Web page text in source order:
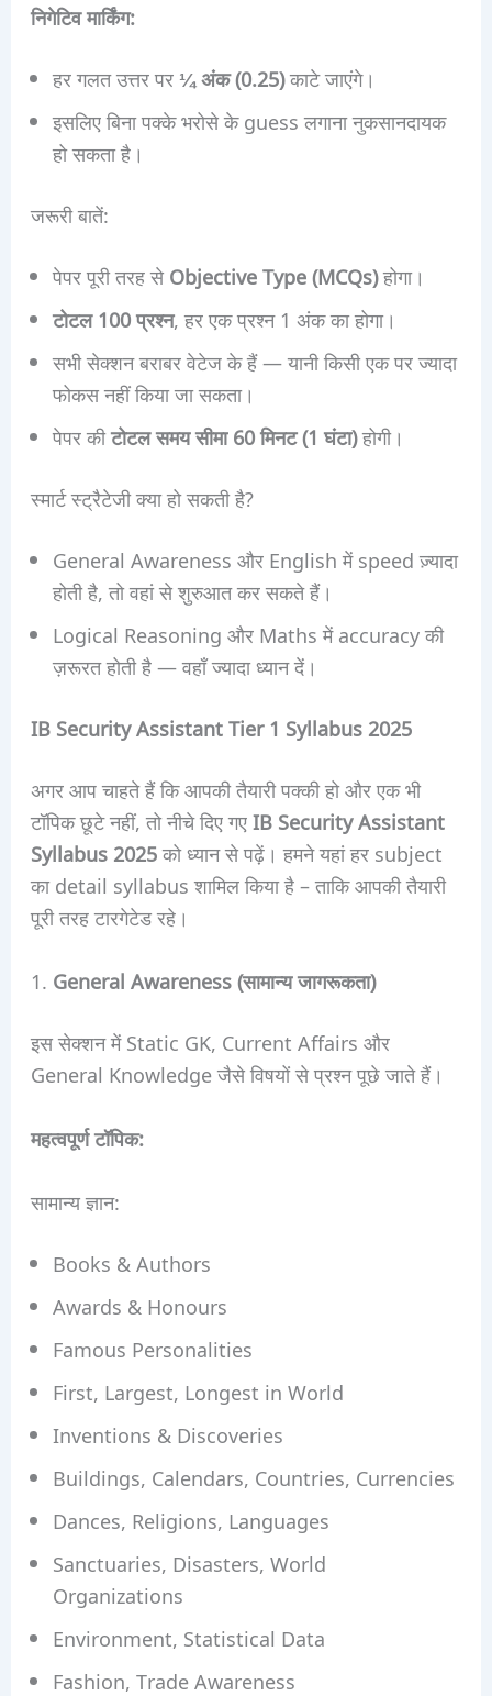
निगेटिव मार्किंग:
हर गलत उत्तर पर ¼ अंक (0.25)काटे जाएंगे।
इसलिए बिना पक्के भरोसे के guess लगाना नुकसानदायक
हो सकता है।
जरूरी बातें:
पेपर पूरी तरह सेObjective Type (MCQs)होगा।
टोटल 100 प्रश्न, हर एक प्रश्न 1 अंक का होगा।
सभी सेक्शन बराबर वेटेज के हैं — यानी किसी एक पर ज्यादा
फोकस नहीं किया जा सकता।
पेपर कीटोटल समय सीमा 60 मिनट (1 घंटा)होगी।
स्मार्ट स्ट्रैटेजी क्या हो सकती है?
General Awareness और English में speed ज़्यादा
होती है, तो वहां से शुरुआत कर सकते हैं।
Logical Reasoning और Maths में accuracy की
ज़रूरत होती है — वहाँ ज्यादा ध्यान दें।
IB Security Assistant Tier 1 Syllabus 2025
अगर आप चाहते हैं कि आपकी तैयारी पक्की हो और एक भी
टॉपिक छूटे नहीं, तो नीचे दिए गएIB Security Assistant
Syllabus 2025को ध्यान से पढ़ें। हमने यहां हर subject
का detail syllabus शामिल किया है – ताकि आपकी तैयारी
पूरी तरह टारगेटेड रहे।
1. General Awareness (सामान्य जागरूकता)
इस सेक्शन में Static GK, Current Affairs और
General Knowledge जैसे विषयों से प्रश्न पूछे जाते हैं।
महत्वपूर्ण टॉपिक:
सामान्य ज्ञान:
Books & Authors
Awards & Honours
Famous Personalities
First, Largest, Longest in World
Inventions & Discoveries
Buildings, Calendars, Countries, Currencies
Dances, Religions, Languages
Sanctuaries, Disasters, World
Organizations
Environment, Statistical Data
Fashion, Trade Awareness